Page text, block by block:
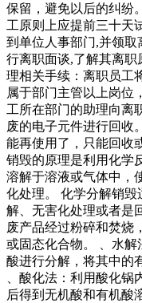
保留，避免以后的纠纷
工原则上应提前三十天
到单位人事部门,并领
行离职面谈,了解其离
理相关手续：离职员工
属于部门主管以上岗位
工所在部门的助理向离
废的电子元件进行回收
能再使用了，只能回收
销毁的原理是利用化学
溶解于溶液或气体中，
化处理。 化学分解销
解、无害化处理或者是
废产品经过粉碎和焚烧
或固态化合物。 、水
酸进行分解，将其中的
、酸化法：利用酸化
后得到无机酸和有机酸